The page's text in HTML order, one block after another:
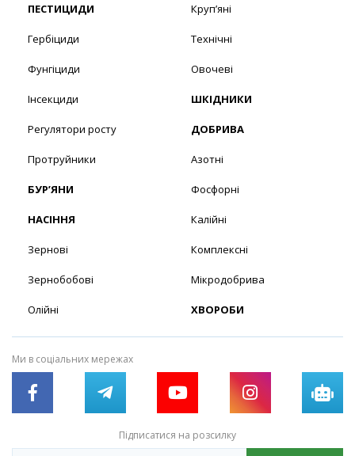
ПЕСТИЦИДИ
Гербіциди
Фунгіциди
Інсекциди
Регулятори росту
Протруйники
БУР’ЯНИ
НАСІННЯ
Зернові
Зернобобові
Олійні
Круп’яні
Технічні
Овочеві
ШКІДНИКИ
ДОБРИВА
Азотні
Фосфорні
Калійні
Комплексні
Мікродобрива
ХВОРОБИ
Ми в соціальних мережах
Підписатися на розсилку